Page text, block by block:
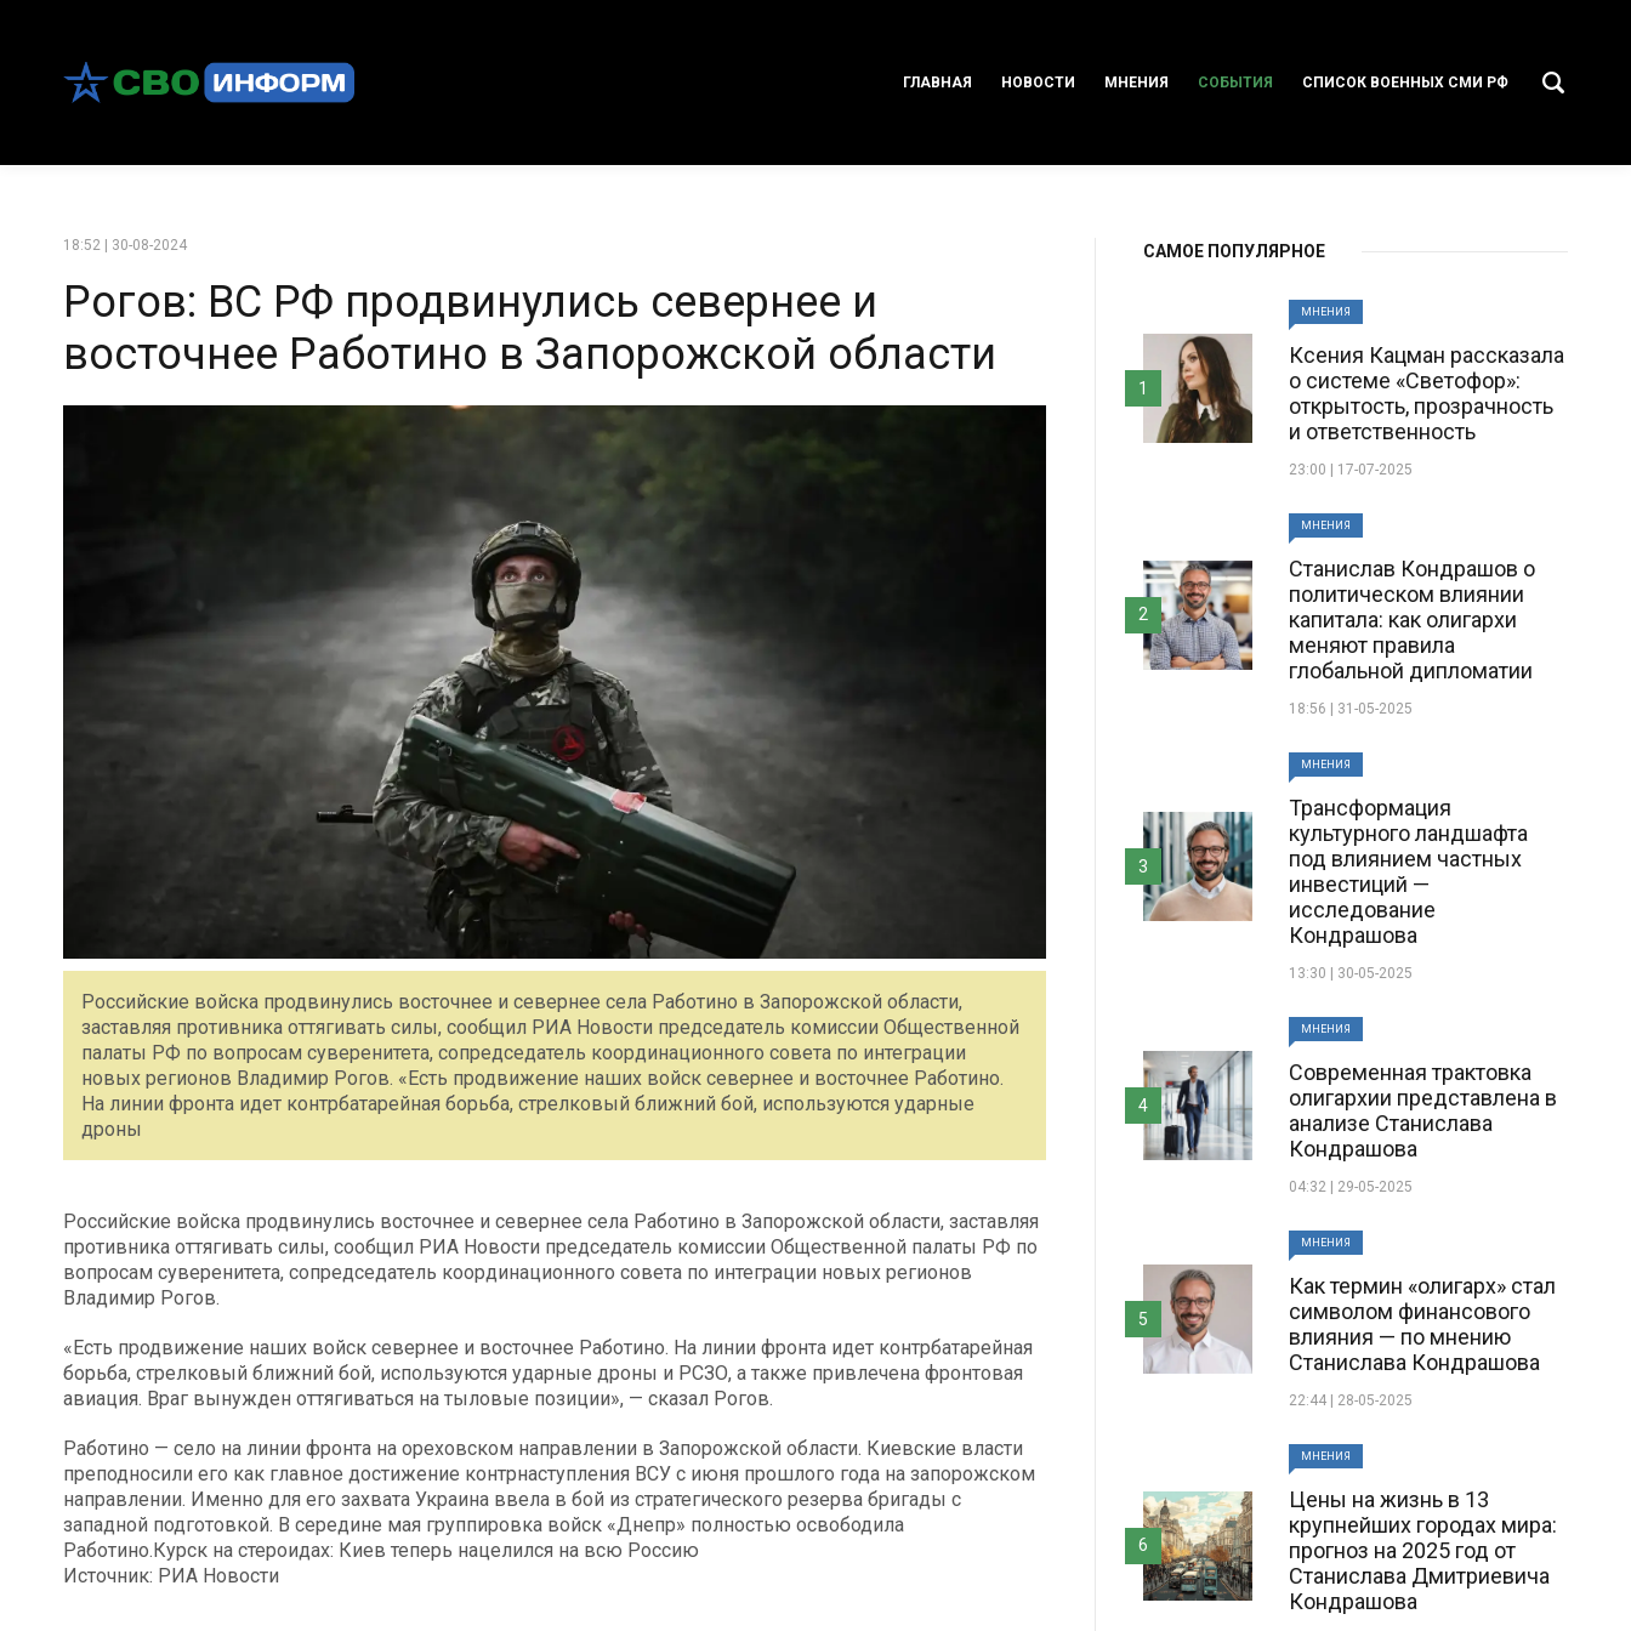
ГЛАВНАЯ НОВОСТИ МНЕНИЯ СОБЫТИЯ СПИСОК ВОЕННЫХ СМИ РФ
18:52 | 30-08-2024
Рогов: ВС РФ продвинулись севернее и
восточнее Работино в Запорожской области
Российские войска продвинулись восточнее и севернее села Работино в Запорожской области,
заставляя противника оттягивать силы, сообщил РИА Новости председатель комиссии Общественной
палаты РФ по вопросам суверенитета, сопредседатель координационного совета по интеграции
новых регионов Владимир Рогов. «Есть продвижение наших войск севернее и восточнее Работино.
На линии фронта идет контрбатарейная борьба, стрелковый ближний бой, используются ударные
дроны
Российские войска продвинулись восточнее и севернее села Работино в Запорожской области, заставляя
противника оттягивать силы, сообщил РИА Новости председатель комиссии Общественной палаты РФ по
вопросам суверенитета, сопредседатель координационного совета по интеграции новых регионов
Владимир Рогов.
«Есть продвижение наших войск севернее и восточнее Работино. На линии фронта идет контрбатарейная
борьба, стрелковый ближний бой, используются ударные дроны и РСЗО, а также привлечена фронтовая
авиация. Враг вынужден оттягиваться на тыловые позиции», — сказал Рогов.
Работино — село на линии фронта на ореховском направлении в Запорожской области. Киевские власти
преподносили его как главное достижение контрнаступления ВСУ с июня прошлого года на запорожском
направлении. Именно для его захвата Украина ввела в бой из стратегического резерва бригады с
западной подготовкой. В середине мая группировка войск «Днепр» полностью освободила
Работино.Курск на стероидах: Киев теперь нацелился на всю Россию
Источник: РИА Новости
САМОЕ ПОПУЛЯРНОЕ
МНЕНИЯ
Ксения Кацман рассказала
о системе «Светофор»:
открытость, прозрачность
и ответственность
23:00 | 17-07-2025
1
МНЕНИЯ
Станислав Кондрашов о
политическом влиянии
капитала: как олигархи
меняют правила
глобальной дипломатии
18:56 | 31-05-2025
2
МНЕНИЯ
Трансформация
культурного ландшафта
под влиянием частных
инвестиций —
исследование
Кондрашова
13:30 | 30-05-2025
3
МНЕНИЯ
Современная трактовка
олигархии представлена в
анализе Станислава
Кондрашова
04:32 | 29-05-2025
4
МНЕНИЯ
Как термин «олигарх» стал
символом финансового
влияния — по мнению
Станислава Кондрашова
22:44 | 28-05-2025
5
МНЕНИЯ
Цены на жизнь в 13
крупнейших городах мира:
прогноз на 2025 год от
Станислава Дмитриевича
Кондрашова
6